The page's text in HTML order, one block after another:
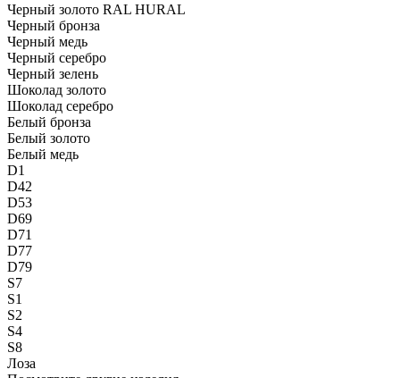
Черный золото RAL HURAL
Черный бронза
Черный медь
Черный серебро
Черный зелень
Шоколад золото
Шоколад серебро
Белый бронза
Белый золото
Белый медь
D1
D42
D53
D69
D71
D77
D79
S7
S1
S2
S4
S8
Лоза